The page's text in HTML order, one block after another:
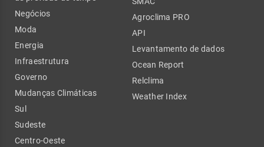
Negócios
Moda
Energia
Infraestrutura
Governo
Mudanças Climáticas
Sul
Sudeste
Centro-Oeste
Agroclima PRO
API
Levantamento de dados
Ocean Report
Relclima
Weather Index